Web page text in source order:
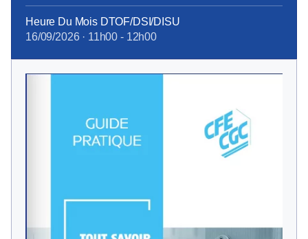
Heure Du Mois DTOF/DSI/DISU
16/09/2026· 11h00 - 12h00